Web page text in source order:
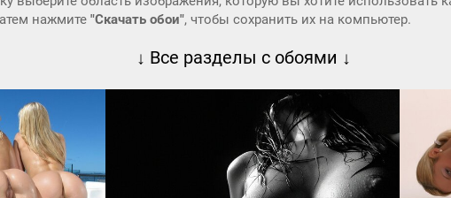
нажмите "Скачать обои", чтобы сохранить их на компьютер.
↓ Все разделы с обоями ↓